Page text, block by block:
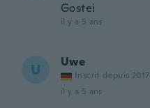
Gostei
il y a 5 ans
U Uwe
Inscrit depuis 2017
il y a 5 ans